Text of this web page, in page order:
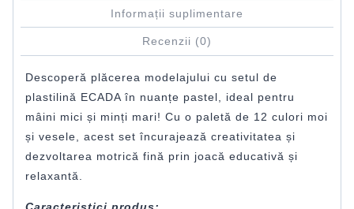
Informații suplimentare
Recenzii (0)
Descoperă plăcerea modelajului cu setul de
plastilină ECADA în nuanțe pastel, ideal pentru
mâini mici și minți mari! Cu o paletă de 12 culori moi
și vesele, acest set încurajează creativitatea și
dezvoltarea motrică fină prin joacă educativă și
relaxantă.